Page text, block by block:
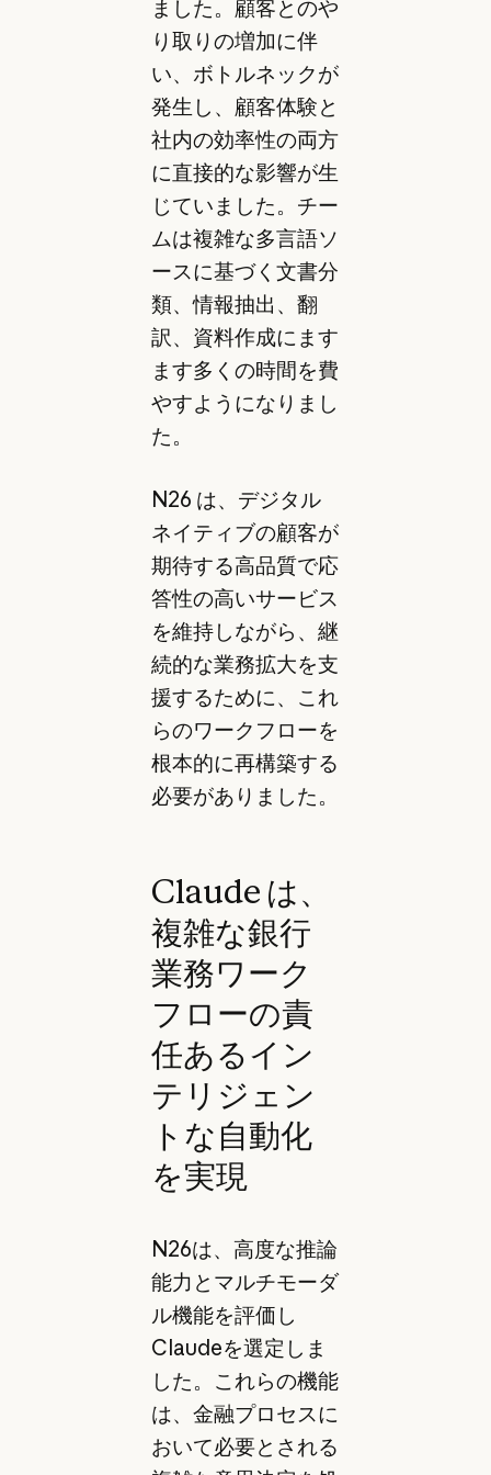
ました。顧客とのや
り取りの増加に伴
い、ボトルネックが
発生し、顧客体験と
社内の効率性の両方
に直接的な影響が生
じていました。チー
ムは複雑な多言語ソ
ースに基づく文書分
類、情報抽出、翻
訳、資料作成にます
ます多くの時間を費
やすようになりまし
た。
N26 は、デジタル
ネイティブの顧客が
期待する高品質で応
答性の高いサービス
を維持しながら、継
続的な業務拡大を支
援するために、これ
らのワークフローを
根本的に再構築する
必要がありました。
Claude は、
複雑な銀行
業務ワーク
フローの責
任あるイン
テリジェン
トな自動化
を実現
N26は、高度な推論
能力とマルチモーダ
ル機能を評価し
Claudeを選定しま
した。これらの機能
は、金融プロセスに
おいて必要とされる